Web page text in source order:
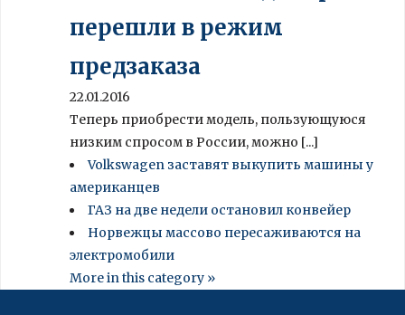
перешли в режим
предзаказа
22.01.2016
Теперь приобрести модель, пользующуюся
низким спросом в России, можно [...]
Volkswagen заставят выкупить машины у
американцев
ГАЗ на две недели остановил конвейер
Норвежцы массово пересаживаются на
электромобили
More in this category »